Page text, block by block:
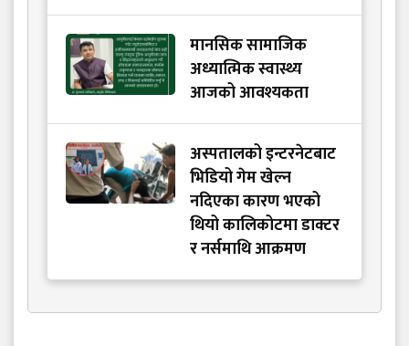
मानसिक सामाजिक
अध्यात्मिक स्वास्थ्य
आजको आवश्यकता
अस्पतालको इन्टरनेटबाट
भिडियो गेम खेल्न
नदिएका कारण भएको
थियो कालिकोटमा डाक्टर
र नर्समाथि आक्रमण